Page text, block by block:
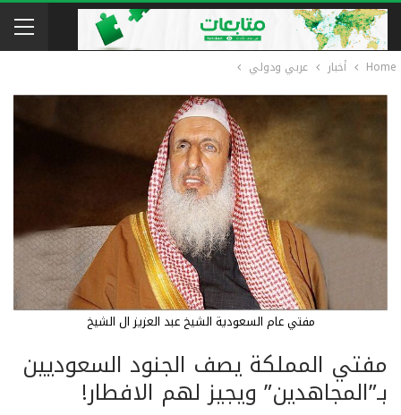
Home أخبار عربي ودولي
مفتي عام السعودية الشيخ عبد العزيز ال الشيخ
مفتي المملكة يصف الجنود السعوديين
بـ”المجاهدين” ويجيز لهم الافطار!